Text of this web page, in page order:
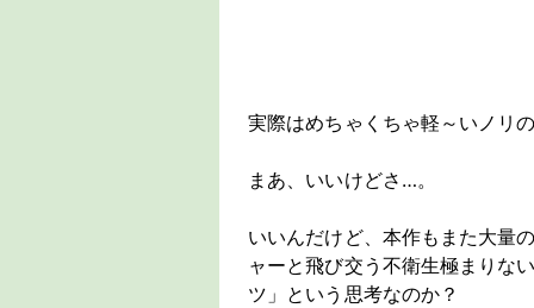
実際はめちゃくちゃ軽～いノリ
まあ、いいけどさ…。
いいんだけど、本作もまた大量
ャーと飛び交う不衛生極まりな
ツ」という思考なのか？